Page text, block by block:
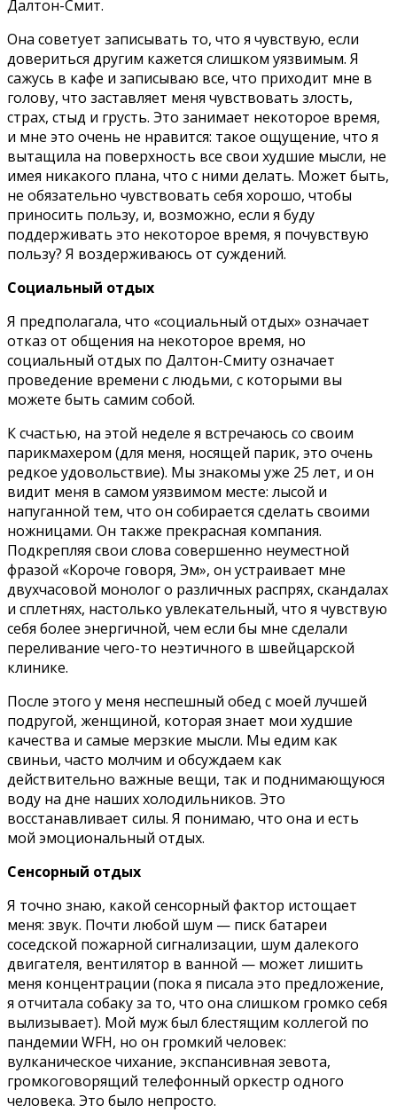
Далтон-Смит.
Она советует записывать то, что я чувствую, если
довериться другим кажется слишком уязвимым. Я
сажусь в кафе и записываю все, что приходит мне в
голову, что заставляет меня чувствовать злость,
страх, стыд и грусть. Это занимает некоторое время,
и мне это очень не нравится: такое ощущение, что я
вытащила на поверхность все свои худшие мысли, не
имея никакого плана, что с ними делать. Может быть,
не обязательно чувствовать себя хорошо, чтобы
приносить пользу, и, возможно, если я буду
поддерживать это некоторое время, я почувствую
пользу? Я воздерживаюсь от суждений.
Социальный отдых
Я предполагала, что «социальный отдых» означает
отказ от общения на некоторое время, но
социальный отдых по Далтон-Смиту означает
проведение времени с людьми, с которыми вы
можете быть самим собой.
К счастью, на этой неделе я встречаюсь со своим
парикмахером (для меня, носящей парик, это очень
редкое удовольствие). Мы знакомы уже 25 лет, и он
видит меня в самом уязвимом месте: лысой и
напуганной тем, что он собирается сделать своими
ножницами. Он также прекрасная компания.
Подкрепляя свои слова совершенно неуместной
фразой «Короче говоря, Эм», он устраивает мне
двухчасовой монолог о различных распрях, скандалах
и сплетнях, настолько увлекательный, что я чувствую
себя более энергичной, чем если бы мне сделали
переливание чего-то неэтичного в швейцарской
клинике.
После этого у меня неспешный обед с моей лучшей
подругой, женщиной, которая знает мои худшие
качества и самые мерзкие мысли. Мы едим как
свиньи, часто молчим и обсуждаем как
действительно важные вещи, так и поднимающуюся
воду на дне наших холодильников. Это
восстанавливает силы. Я понимаю, что она и есть
мой эмоциональный отдых.
Сенсорный отдых
Я точно знаю, какой сенсорный фактор истощает
меня: звук. Почти любой шум — писк батареи
соседской пожарной сигнализации, шум далекого
двигателя, вентилятор в ванной — может лишить
меня концентрации (пока я писала это предложение,
я отчитала собаку за то, что она слишком громко себя
вылизывает). Мой муж был блестящим коллегой по
пандемии WFH, но он громкий человек:
вулканическое чихание, экспансивная зевота,
громкоговорящий телефонный оркестр одного
человека. Это было непросто.